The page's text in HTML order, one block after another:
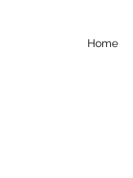
Home